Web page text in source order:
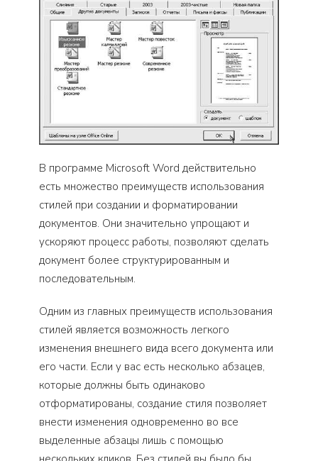
В программе Microsoft Word действительно
есть множество преимуществ использования
стилей при создании и форматировании
документов. Они значительно упрощают и
ускоряют процесс работы, позволяют сделать
документ более структурированным и
последовательным.
Одним из главных преимуществ использования
стилей является возможность легкого
изменения внешнего вида всего документа или
его части. Если у вас есть несколько абзацев,
которые должны быть одинаково
отформатированы, создание стиля позволяет
внести изменения одновременно во все
выделенные абзацы лишь с помощью